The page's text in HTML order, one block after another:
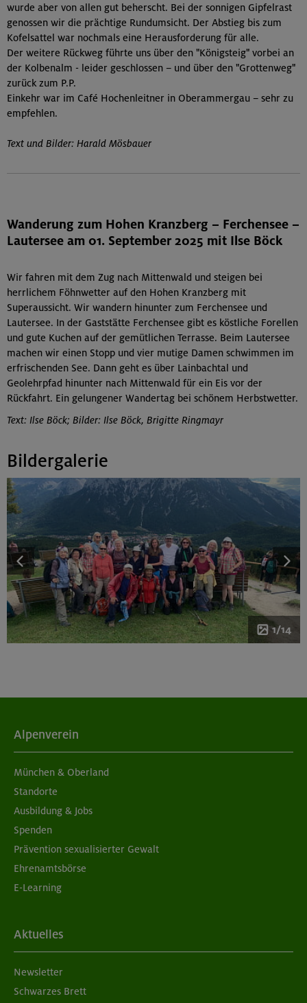
wurde aber von allen gut beherscht. Bei der sonnigen Gipfelrast
genossen wir die prächtige Rundumsicht. Der Abstieg bis zum
Kofelsattel war nochmals eine Herausforderung für alle.
Der weitere Rückweg führte uns über den "Königsteig" vorbei an
der Kolbenalm - leider geschlossen – und über den "Grottenweg"
zurück zum P.P.
Einkehr war im Café Hochenleitner in Oberammergau – sehr zu
empfehlen.
Text und Bilder: Harald Mösbauer
Wanderung zum Hohen Kranzberg – Ferchensee –
Lautersee am 01. September 2025 mit Ilse Böck
Wir fahren mit dem Zug nach Mittenwald und steigen bei
herrlichem Föhnwetter auf den Hohen Kranzberg mit
Superaussicht. Wir wandern hinunter zum Ferchensee und
Lautersee. In der Gaststätte Ferchensee gibt es köstliche Forellen
und gute Kuchen auf der gemütlichen Terrasse. Beim Lautersee
machen wir einen Stopp und vier mutige Damen schwimmen im
erfrischenden See. Dann geht es über Lainbachtal und
Geolehrpfad hinunter nach Mittenwald für ein Eis vor der
Rückfahrt. Ein gelungener Wandertag bei schönem Herbstwetter.
Text: Ilse Böck; Bilder: Ilse Böck, Brigitte Ringmayr
Bildergalerie
1/14
Alpenverein
München & Oberland
Standorte
Ausbildung & Jobs
Spenden
Prävention sexualisierter Gewalt
Ehrenamtsbörse
E-Learning
Aktuelles
Newsletter
Schwarzes Brett